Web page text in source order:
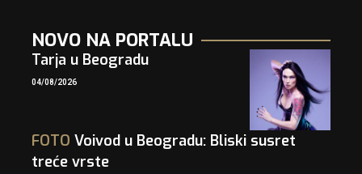
NOVO NA PORTALU
Tarja u Beogradu
04/08/2026
FOTO Voivod u Beogradu: Bliski susret
treće vrste